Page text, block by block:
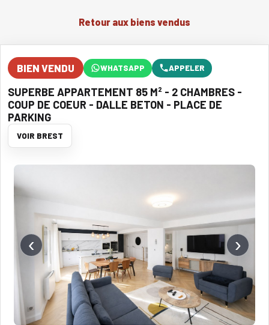
Retour aux biens vendus
BIEN VENDU WHATSAPP APPELER
SUPERBE APPARTEMENT 85 M² - 2 CHAMBRES -
COUP DE COEUR - DALLE BETON - PLACE DE
PARKING
VOIR BREST
‹ ›